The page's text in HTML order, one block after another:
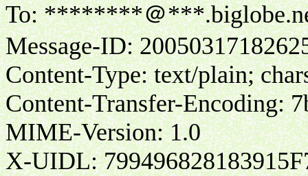
To: ********＠
Message-ID:
Content-Type: text/plain;
Content-Transfer-Encoding:
MIME-Version: 1.0
X-UIDL: